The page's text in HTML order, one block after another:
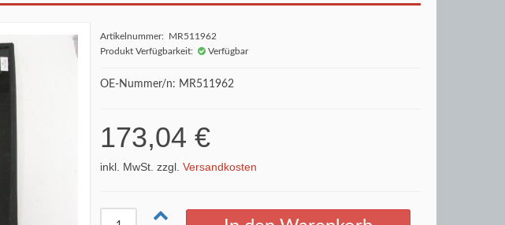
Artikelnummer: MR511962
Produkt Verfügbarkeit:
Verfügbar
OE-Nummer/n: MR511962
173,04 €
inkl. MwSt. zzgl.Versandkosten